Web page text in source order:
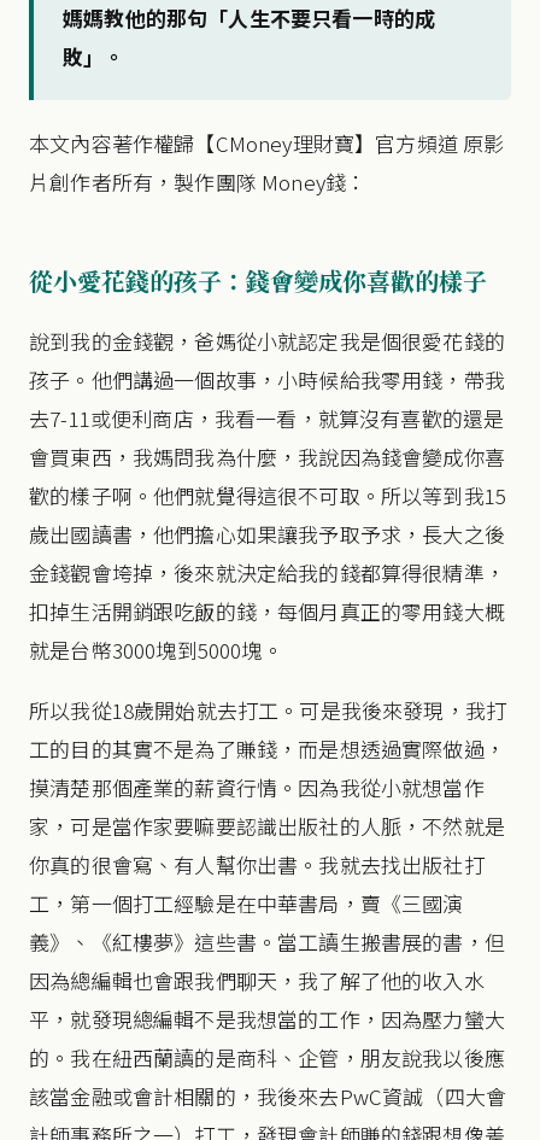
媽媽教他的那句「人生不要只看一時的成
敗」。
本文內容著作權歸【CMoney理財寶】官方頻道 原影
片創作者所有，製作團隊 Money錢：
從小愛花錢的孩子：錢會變成你喜歡的樣子
說到我的金錢觀，爸媽從小就認定我是個很愛花錢的
孩子。他們講過一個故事，小時候給我零用錢，帶我
去7-11或便利商店，我看一看，就算沒有喜歡的還是
會買東西，我媽問我為什麼，我說因為錢會變成你喜
歡的樣子啊。他們就覺得這很不可取。所以等到我15
歲出國讀書，他們擔心如果讓我予取予求，長大之後
金錢觀會垮掉，後來就決定給我的錢都算得很精準，
扣掉生活開銷跟吃飯的錢，每個月真正的零用錢大概
就是台幣3000塊到5000塊。
所以我從18歲開始就去打工。可是我後來發現，我打
工的目的其實不是為了賺錢，而是想透過實際做過，
摸清楚那個產業的薪資行情。因為我從小就想當作
家，可是當作家要嘛要認識出版社的人脈，不然就是
你真的很會寫、有人幫你出書。我就去找出版社打
工，第一個打工經驗是在中華書局，賣《三國演
義》、《紅樓夢》這些書。當工讀生搬書展的書，但
因為總編輯也會跟我們聊天，我了解了他的收入水
平，就發現總編輯不是我想當的工作，因為壓力蠻大
的。我在紐西蘭讀的是商科、企管，朋友說我以後應
該當金融或會計相關的，我後來去PwC資誠（四大會